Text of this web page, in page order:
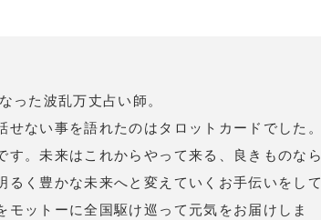
った波乱万丈占い師。
ない事を語れたのはタロットカードでした。
す。未来はこれからやって来る、良きものなら
るく豊かな未来へと変えていくお手伝いをして
ットーに全国駆け巡って元気をお届けしま